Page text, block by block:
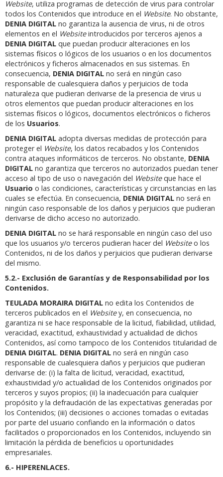
Website, utiliza programas de detección de virus para controlar
todos los Contenidos que introduce en el Website. No obstante,
DENIA DIGITAL no garantiza la ausencia de virus, ni de otros
elementos en el Websiteintroducidos por terceros ajenos a
DENIA DIGITAL que puedan producir alteraciones en los
sistemas físicos o lógicos de los usuarios o en los documentos
electrónicos y ficheros almacenados en sus sistemas. En
consecuencia, DENIA DIGITAL no será en ningún caso
responsable de cualesquiera daños y perjuicios de toda
naturaleza que pudieran derivarse de la presencia de virus u
otros elementos que puedan producir alteraciones en los
sistemas físicos o lógicos, documentos electrónicos o ficheros
de los Usuarios.
DENIA DIGITAL adopta diversas medidas de protección para
proteger el Website, los datos recabados y los Contenidos
contra ataques informáticos de terceros. No obstante, DENIA
DIGITAL no garantiza que terceros no autorizados puedan tener
acceso al tipo de uso o navegación del Websiteque hace el
Usuario o las condiciones, características y circunstancias en las
cuales se efectúa. En consecuencia, DENIA DIGITAL no será en
ningún caso responsable de los daños y perjuicios que pudieran
derivarse de dicho acceso no autorizado.
DENIA DIGITAL no se hará responsable en ningún caso del uso
que los usuarios y/o terceros pudieran hacer del Websiteo los
Contenidos, ni de los daños y perjuicios que pudieran derivarse
del mismo.
5.2.- Exclusión de Garantías y de Responsabilidad por los
Contenidos.
TEULADA MORAIRA DIGITAL no edita los Contenidos de
terceros publicados en el Websitey, en consecuencia, no
garantiza ni se hace responsable de la licitud, fiabilidad, utilidad,
veracidad, exactitud, exhaustividad y actualidad de dichos
Contenidos, así como tampoco de los Contenidos titularidad de
DENIA DIGITAL. DENIA DIGITAL no será en ningún caso
responsable de cualesquiera daños y perjuicios que pudieran
derivarse de: (i) la falta de licitud, veracidad, exactitud,
exhaustividad y/o actualidad de los Contenidos originados por
terceros y suyos propios; (ii) la inadecuación para cualquier
propósito y la defraudación de las expectativas generadas por
los Contenidos; (iii) decisiones o acciones tomadas o evitadas
por parte del usuario confiando en la información o datos
facilitados o proporcionados en los Contenidos, incluyendo sin
limitación la pérdida de beneficios u oportunidades
empresariales.
6.- HIPERENLACES.